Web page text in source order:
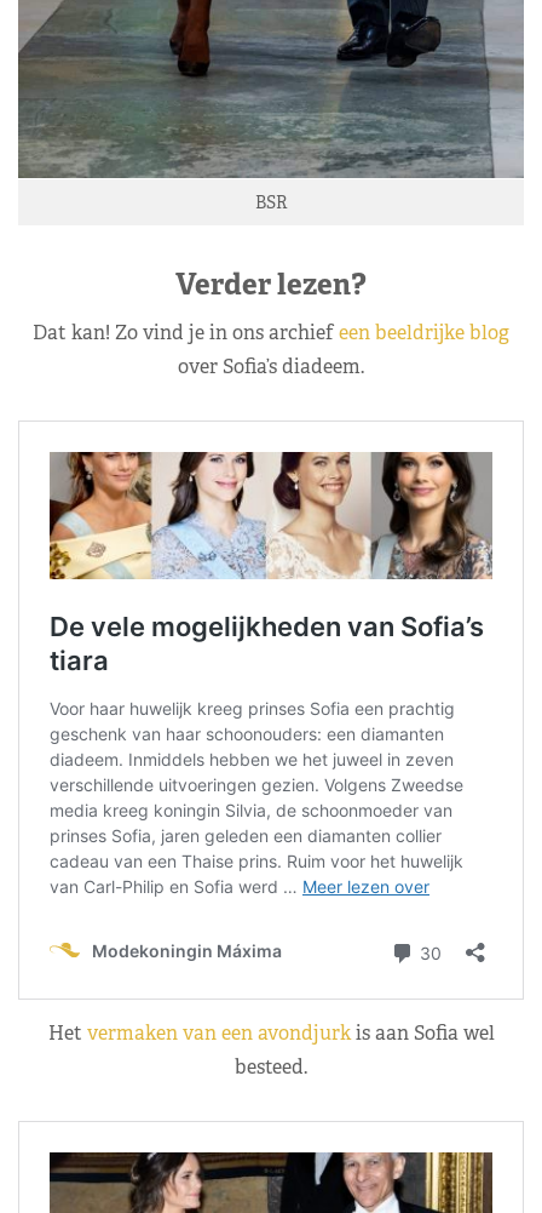
BSR
Verder lezen?
Dat kan! Zo vind je in ons archiefeen beeldrijke blog
over Sofia’s diadeem.
Het vermaken van een avondjurkis aan Sofia wel
besteed.